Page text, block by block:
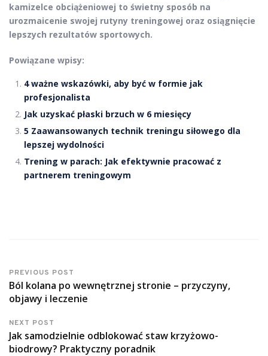
kamizelce obciążeniowej to świetny sposób na
urozmaicenie swojej rutyny treningowej oraz osiągnięcie
lepszych rezultatów sportowych.
Powiązane wpisy:
4 ważne wskazówki, aby być w formie jak
profesjonalista
Jak uzyskać płaski brzuch w 6 miesięcy
5 Zaawansowanych technik treningu siłowego dla
lepszej wydolności
Trening w parach: Jak efektywnie pracować z
partnerem treningowym
PREVIOUS POST
Ból kolana po wewnętrznej stronie – przyczyny,
objawy i leczenie
NEXT POST
Jak samodzielnie odblokować staw krzyżowo-
biodrowy? Praktyczny poradnik